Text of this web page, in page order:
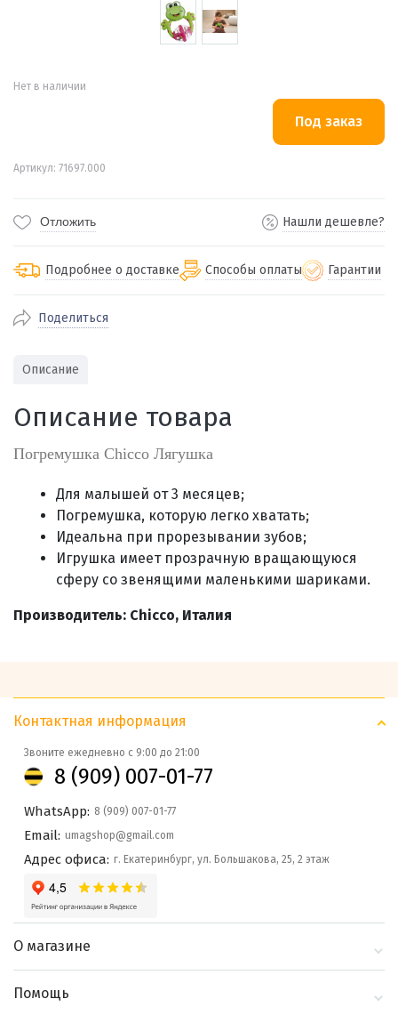
Нет в наличии
Артикул: 71697.000
Отложить Нашли дешевле?
Подробнее о доставке
По Екатеринбургу бесплатная
Отправляем во все регионы России
службами Пэк, Кит, Луч, Сдэк, Озон
доставка, Почта РФ или любой другой
Способы оплаты
Через СБП при получении (для
Екатеринбурга и близлежащих
городов)
Оплата по счету для юридических лиц
Гарантии
Поделиться
Описание
Описание товара
Погремушка Chicco Лягушка
Для малышей от 3 месяцев;
Погремушка, которую легко хватать;
Идеальна при прорезывании зубов;
Игрушка имеет прозрачную вращающуюся
сферу со звенящими маленькими шариками.
Производитель: Chicco, Италия
Контактная информация
Звоните ежедневно с 9:00 до 21:00
8 (909) 007-01-77
WhatsApp: 8 (909) 007-01-77
Email: umagshop@gmail.com
Адрес офиса: г. Екатеринбург, ул. Большакова, 25, 2 этаж
О магазине
Помощь